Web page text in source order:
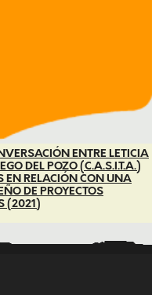
ENTRE LETICIA
DEL POZO (C.A.S.I.T.A.)
EN RELACIÓN CON UNA
DE PROYECTOS
(2021)